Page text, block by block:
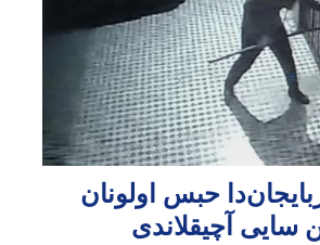
حبس اولونان
سایی آچیقلاندی